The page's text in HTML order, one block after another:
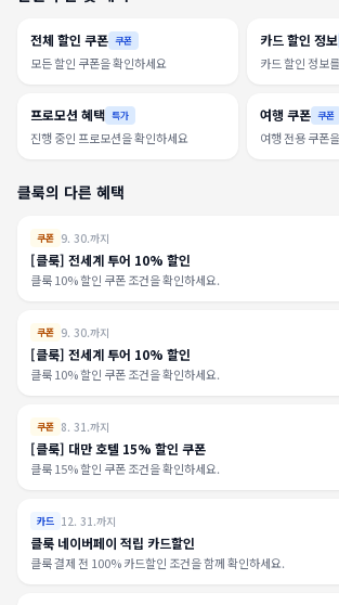
전체 할인 쿠폰 쿠폰
모든 할인 쿠폰을 확인하세요
카드 할인 정보
카드 할인 정보
프로모션 혜택 특가
진행 중인 프로모션을 확인하세요
여행 쿠폰 쿠폰
여행 전용 쿠폰
클룩의 다른 혜택
쿠폰 9. 30.까지
[클룩] 전세계 투어 10% 할인
클룩 10% 할인 쿠폰 조건을 확인하세요.
쿠폰 9. 30.까지
[클룩] 전세계 투어 10% 할인
클룩 10% 할인 쿠폰 조건을 확인하세요.
쿠폰 8. 31.까지
[클룩] 대만 호텔 15% 할인 쿠폰
클룩 15% 할인 쿠폰 조건을 확인하세요.
카드 12. 31.까지
클룩 네이버페이 적립 카드할인
클룩 결제 전 100% 카드할인 조건을 함께 확인하세요.